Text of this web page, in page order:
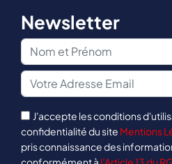
Newsletter
J'accepte les conditions
confidentialité du site Mentions
pris connaissance des